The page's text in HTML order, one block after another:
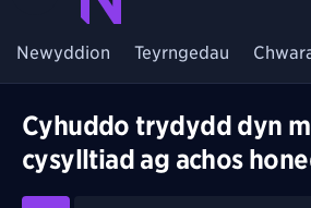
Newyddion Teyrngedau
Cyhuddo trydydd dyn
cysylltiad ag achos